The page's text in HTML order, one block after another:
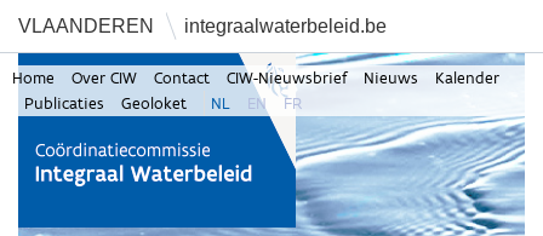
VLAANDEREN integraalwaterbeleid.be
Home Over CIW Contact CIW-Nieuwsbrief Nieuws
Kalender
Publicaties
Geoloket NL EN FR